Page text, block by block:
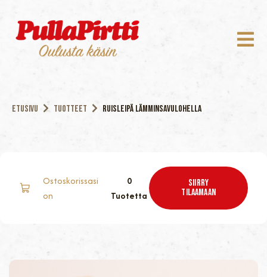
Etusivu Tuotteet Ruisleipä lämminsavulohella
Ostoskorissasi
on
0
Tuotetta
Siirry
TILAAMAAN